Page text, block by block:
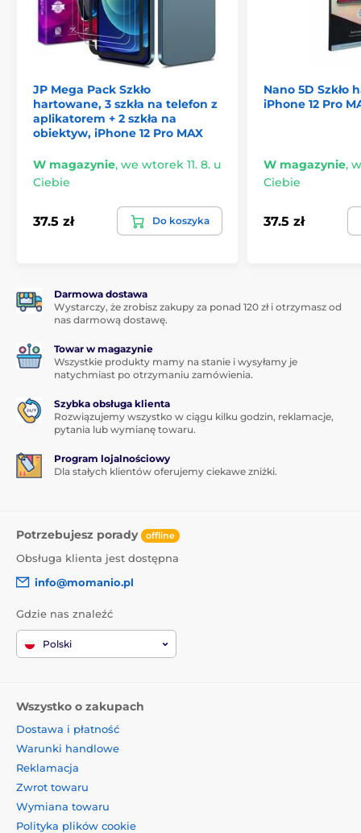
JP Mega Pack Szkło
hartowane, 3 szkła na telefon z
aplikatorem + 2 szkła na
obiektyw, iPhone 12 Pro MAX
W magazynie, we wtorek 11. 8. u
Ciebie
37.5 zł Do koszyka
Nano 5D Szkło
iPhone 12 Pro
W magazynie,
Ciebie
37.5 zł
Darmowa dostawa
Wystarczy, że zrobisz zakupy za ponad 120 zł i otrzymasz od
nas darmową dostawę.
Towar w magazynie
Wszystkie produkty mamy na stanie i wysyłamy je
natychmiast po otrzymaniu zamówienia.
Szybka obsługa klienta
Rozwiązujemy wszystko w ciągu kilku godzin, reklamacje,
pytania lub wymianę towaru.
Program lojalnościowy
Dla stałych klientów oferujemy ciekawe zniżki.
Potrzebujesz porady offline
Obsługa klienta jest dostępna
info@momanio.pl
Gdzie nas znaleźć
Polski
Wszystko o zakupach
Dostawa i płatność
Warunki handlowe
Reklamacja
Zwrot towaru
Wymiana towaru
Polityka plików cookie